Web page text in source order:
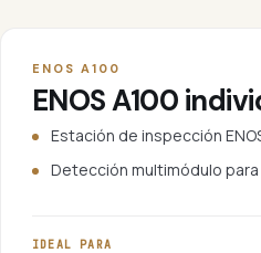
ENOS A100
ENOS A100
Estación de inspección
Detección multimódulo
IDEAL PARA